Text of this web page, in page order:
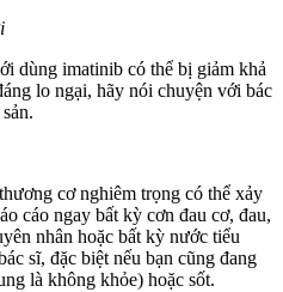
dùng imatinib có thể bị giảm khả
lo ngại, hãy nói chuyện với bác
cơ nghiêm trọng có thể xảy
cáo ngay bất kỳ cơn đau cơ, đau,
nhân hoặc bất kỳ nước tiểu
sĩ, đặc biệt nếu bạn cũng đang
là không khỏe) hoặc sốt.